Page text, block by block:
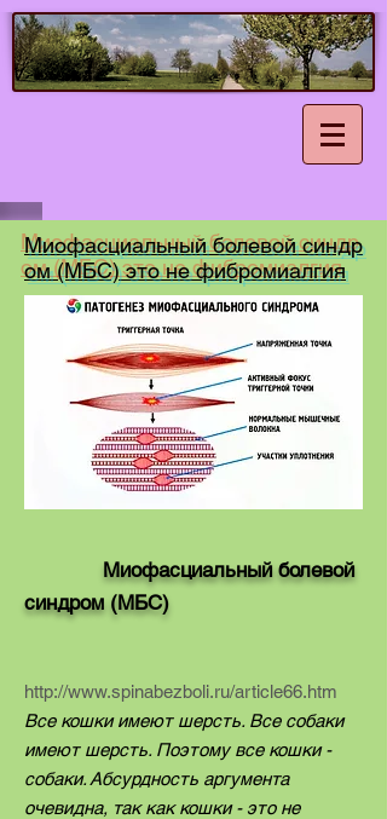
Миофасциальный болевой синдр
ом (МБС) это не фибромиалгия
Миофасциальный болевой
синдром (МБС)
http://www.spinabezboli.ru/article66.htm
Все кошки имеют шерсть. Все собаки
имеют шерсть. Поэтому все кошки -
собаки. Абсурдность аргумента
очевидна, так как кошки - это не